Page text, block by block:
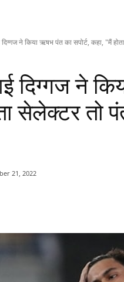
ने किया ऋषभ पंत का सपोर्ट, कहा, "मैं
दिग्गज ने
सेलेक्टर तो
21, 2022